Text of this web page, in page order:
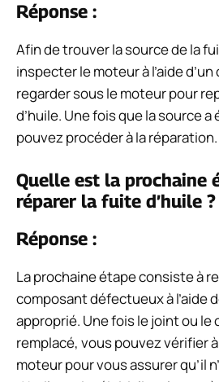
Réponse :
Afin de trouver la source de la
inspecter le moteur à l’aide
regarder sous le moteur pour
d’huile. Une fois que la source
pouvez procéder à la réparation.
Quelle est la prochaine
réparer la fuite d’huile ?
Réponse :
La prochaine étape consiste à
composant défectueux à l’aide
approprié. Une fois le joint ou le
remplacé, vous pouvez vérifier
moteur pour vous assurer qu’il